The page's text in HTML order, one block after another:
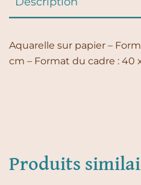
Aquarelle sur papier –
cm – Format du cadre : 40
Produits